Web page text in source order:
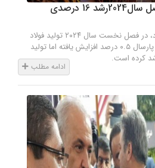
فولاد ایران در اولین فصل سال2024رشد 16 درصدی
طبق آمار انجمن جهانی فولاد، در فصل نخست سال ۲۰۲۴ تولید فولاد
جهان نسبت به مدت مشابه پارسال ۰.۵ درصد افزایش یافته اما تولید
ادامه مطلب